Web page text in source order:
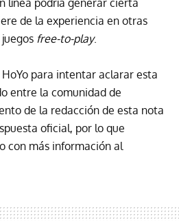
línea podría generar cierta
de la experiencia en otras
free-to-play.
para intentar aclarar esta
entre la comunidad de
de la redacción de esta nota
oficial, por lo que
con más información al